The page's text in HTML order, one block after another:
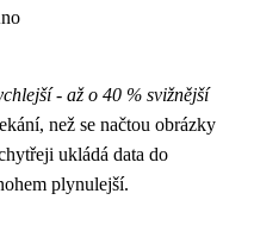
- až o 40 % svižnější
než se načtou obrázky
ukládá data do
plynulejší.